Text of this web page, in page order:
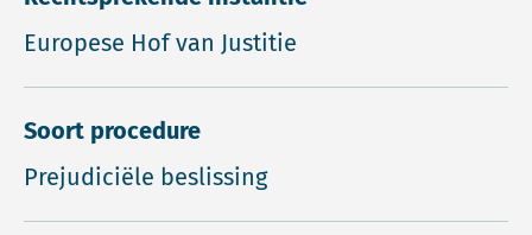
Europese Hof van Justitie
Soort procedure
Prejudiciële beslissing